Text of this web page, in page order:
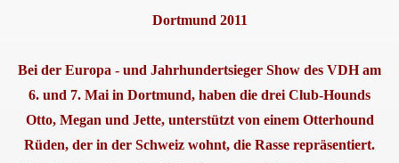
Dortmund 2011
Bei der Europa - und Jahrhundertsieger Show des VDH am
6. und 7. Mai in Dortmund, haben die drei Club-Hounds
Otto, Megan und Jette, unterstützt von einem Otterhound
Rüden, der in der Schweiz wohnt, die Rasse repräsentiert.